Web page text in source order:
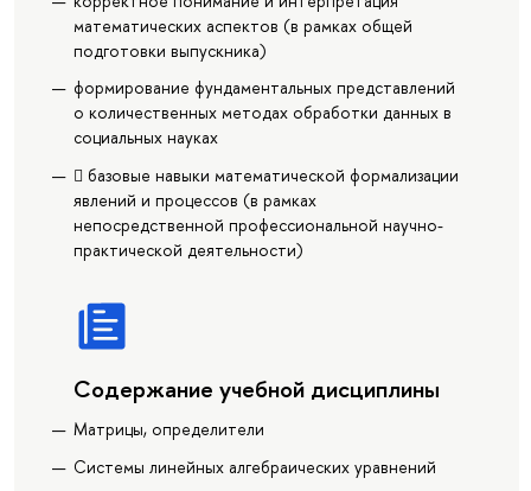
математических аспектов (в рамках общей
подготовки выпускника)
формирование фундаментальных представлений
о количественных методах обработки данных в
социальных науках
 базовые навыки математической формализации
явлений и процессов (в рамках
непосредственной профессиональной научно-
практической деятельности)
Содержание учебной дисциплины
Матрицы, определители
Системы линейных алгебраических уравнений